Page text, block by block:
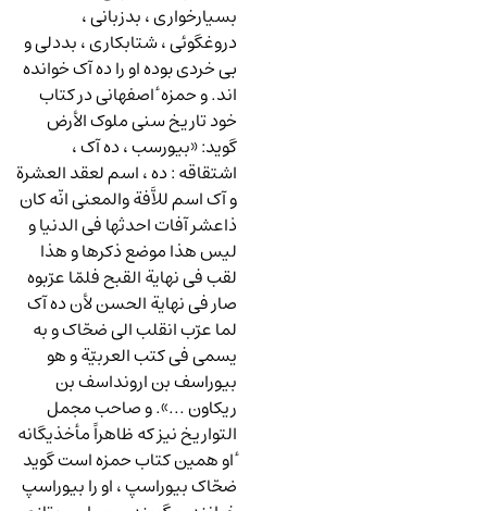
بسیارخواری ، بدزبانی ،
دروغگوئی ، شتابکاری ، بددلی و
بی خردی بوده او را ده آک خوانده
اند. و حمزه ٔ اصفهانی در کتاب
خود تاریخ سنی ملوک الأرض
گوید: «بیورسب ، ده آک ،
اشتقاقه : ده ، اسم لعقد العشرة
و آک اسم للاَّفة والمعنی انّه کان
ذاعشر آفات احدثها فی الدنیا و
لیس هذا موضع ذکرها و هذا
لقب فی نهایة القبح فلمّا عرّبوه
صار فی نهایة الحسن لأن ده آک
لما عرّب انقلب الی ضحّاک و به
یسمی فی کتب العربیّة و هو
بیوراسف بن ارونداسف بن
ریکاون ...». و صاحب مجمل
التواریخ نیز که ظاهراً مأخذیگانه
ٔ او همین کتاب حمزه است گوید
ضحّاک بیوراسپ ، او را بیوراسپ